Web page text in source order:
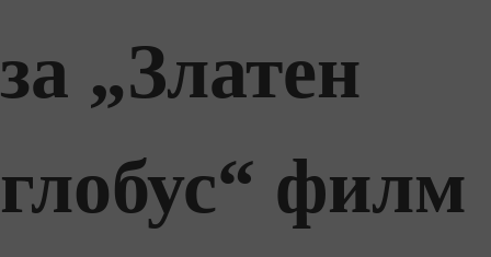
за „Златен
глобус“ филм